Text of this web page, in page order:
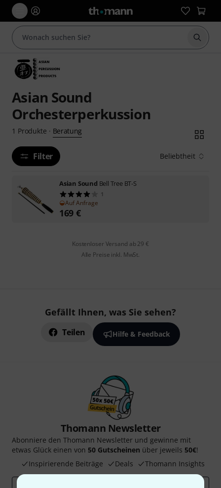
Suche
Asian Sound
Orchesterperkussion
1 Produkte · Beratung
Filter Beliebtheit
Asian Sound Bell Tree BT-S
1
Auf Anfrage
169 €
Kostenloser Versand ab 29 €
Alle Preise inkl. MwSt.
Gefällt Ihnen, was Sie sehen?
Teilen Hilfe & Feedback
Thomann Newsletter
Abonniere den Thomann Newsletter und gewinne mit
etwas Glück einen von 50 Gutscheinen über jeweils 50€!
Inspirierende Beiträge
Deals Thomann Insights